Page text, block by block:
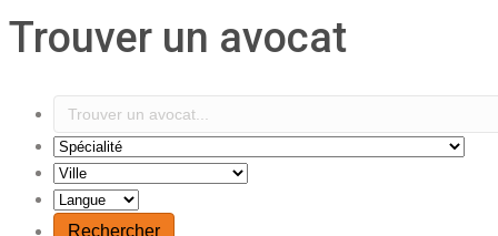
Trouver un avocat